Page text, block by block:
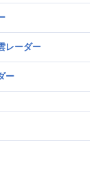
レーダー
ー